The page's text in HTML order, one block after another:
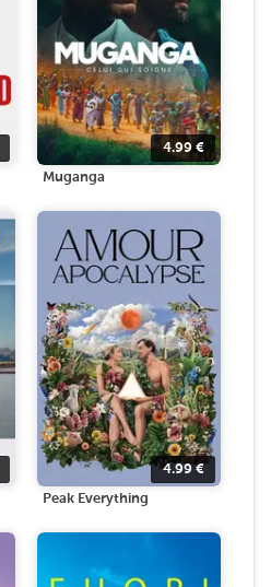
4.99 €
Muganga
4.99€
Peak Everything